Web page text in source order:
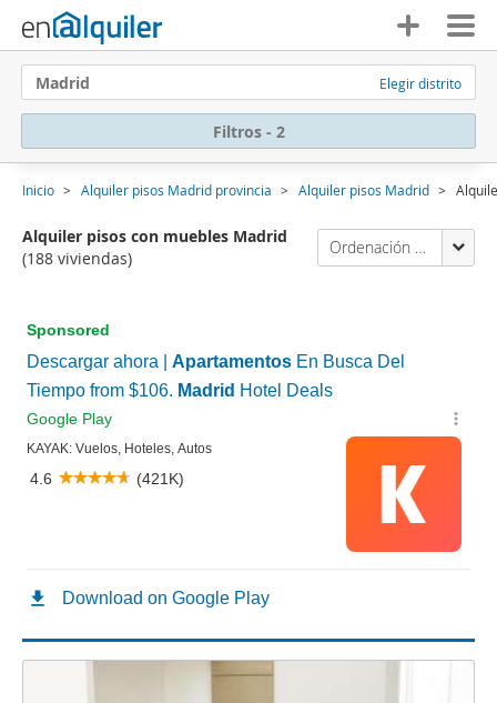
Madrid Elegir distrito
Filtros - 2
Inicio Alquiler pisos Madrid provincia Alquiler pisos Madrid
Alquiler pisos con muebles Madrid
(188 viviendas)
Ordenación Enalquiler